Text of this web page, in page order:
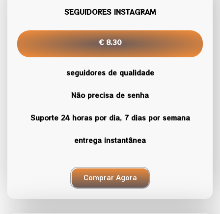
SEGUIDORES INSTAGRAM
€ 8.30
seguidores de qualidade
Não precisa de senha
Suporte 24 horas por dia, 7 dias por semana
entrega instantânea
Comprar Agora